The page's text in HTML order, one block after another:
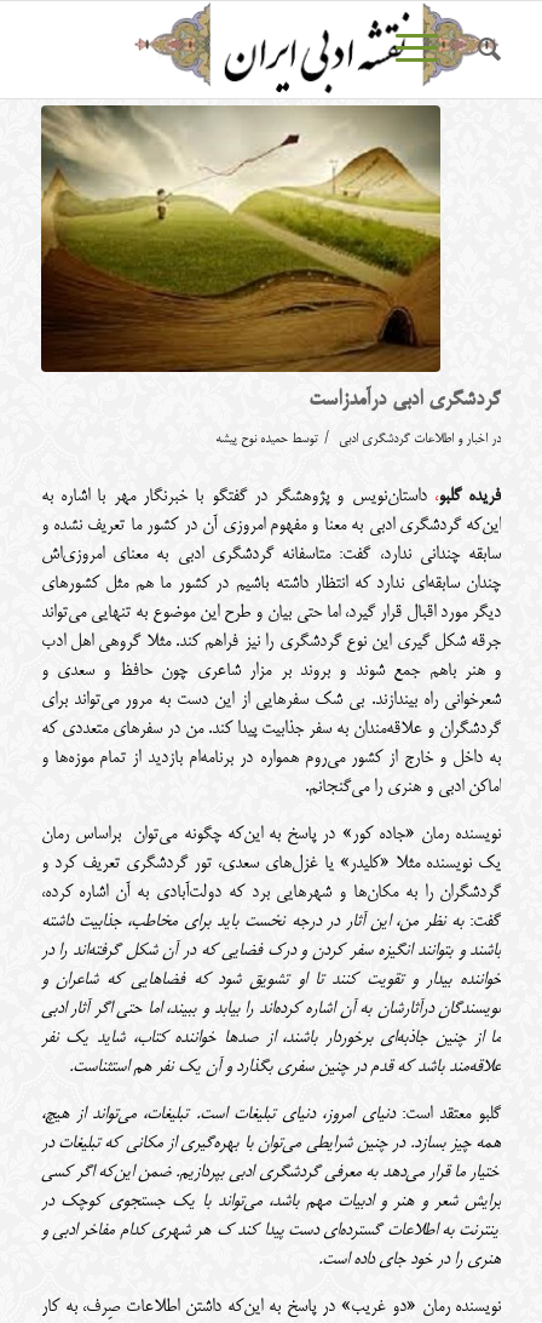
گردشگری ادبی درآمدزاست
در اخبار و اطلاعات گردشگری ادبی / توسط حمیده نوح پیشه
فریده گلبو، داستان‌نویس و پژوهشگر در گفتگو با خبرنگار مهر با اشاره به
این‌که گردشگری ادبی به معنا و مفهوم امروزی آن در کشور ما تعریف نشده و
سابقه چندانی ندارد، گفت: متاسفانه گردشگری ادبی به معنای امروزی‌اش
چندان سابقه‌ای ندارد که انتظار داشته باشیم در کشور ما هم مثل کشورهای
دیگر مورد اقبال قرار گیرد، اما حتی بیان و طرح این موضوع به تنهایی می‌تواند
جرقه شکل گیری این نوع گردشگری را نیز فراهم کند. مثلا گروهی اهل ادب
و هنر باهم جمع شوند و بروند بر مزار شاعری چون حافظ و سعدی و
شعرخوانی راه بیندازند. بی شک سفرهایی از این دست به مرور می‌تواند برای
گردشگران و علاقه‌مندان به سفر جذابیت پیدا کند. من در سفرهای متعددی که
به داخل و خارج از کشور می‌روم همواره در برنامه‌ام بازدید از تمام موزه‌ها و
اماکن ادبی و هنری را می‌گنجانم.
نویسنده رمان «جاده کور» در پاسخ به این‌که چگونه می‌توان براساس رمان
یک نویسنده مثلا «کلیدر» یا غزل‌های سعدی، تور گردشگری تعریف کرد و
گردشگران را به مکان‌ها و شهرهایی برد که دولت‌آبادی به آن اشاره کرده،
گفت:به نظر من، این آثار در درجه نخست باید برای مخاطب، جذابیت داشته
باشند و بتوانند انگیزه سفر کردن و درک فضایی که در آن شکل گرفته‌اند را در
خواننده بیدار و تقویت کنند تا او تشویق شود که فضاهایی که شاعران و
نویسندگان درآثارشان به آن اشاره کرده‌اند را بیابد و ببیند، اما حتی اگر آثار ادبی
ما از چنین جاذبه‌ای برخوردار باشند، از صد‌ها خواننده کتاب، شاید یک نفر
علاقه‌مند باشد که قدم در چنین سفری بگذارد و آن یک نفر هم استثناست.
گلبو معتقد است:دنیای امروز، دنیای تبلیغات است. تبلیغات، می‌تواند از هیچ،
همه چیز بسازد. در چنین شرایطی می‌توان با بهره‌گیری از مکانی که تبلیغات در
اختیار ما قرار می‌دهد به معرفی گردشگری ادبی بپردازیم. ضمن این‌که اگر کسی
برایش شعر و هنر و ادبیات مهم باشد، می‌تواند با یک جستجوی کوچک در
اینترنت به اطلاعات گسترده‌ای دست پیدا کند ک هر شهری کدام مفاخر ادبی و
هنری را در خود جای داده است.
نویسنده رمان «دو غریب» در پاسخ به این‌که داشتن اطلاعات صِرف، به کار